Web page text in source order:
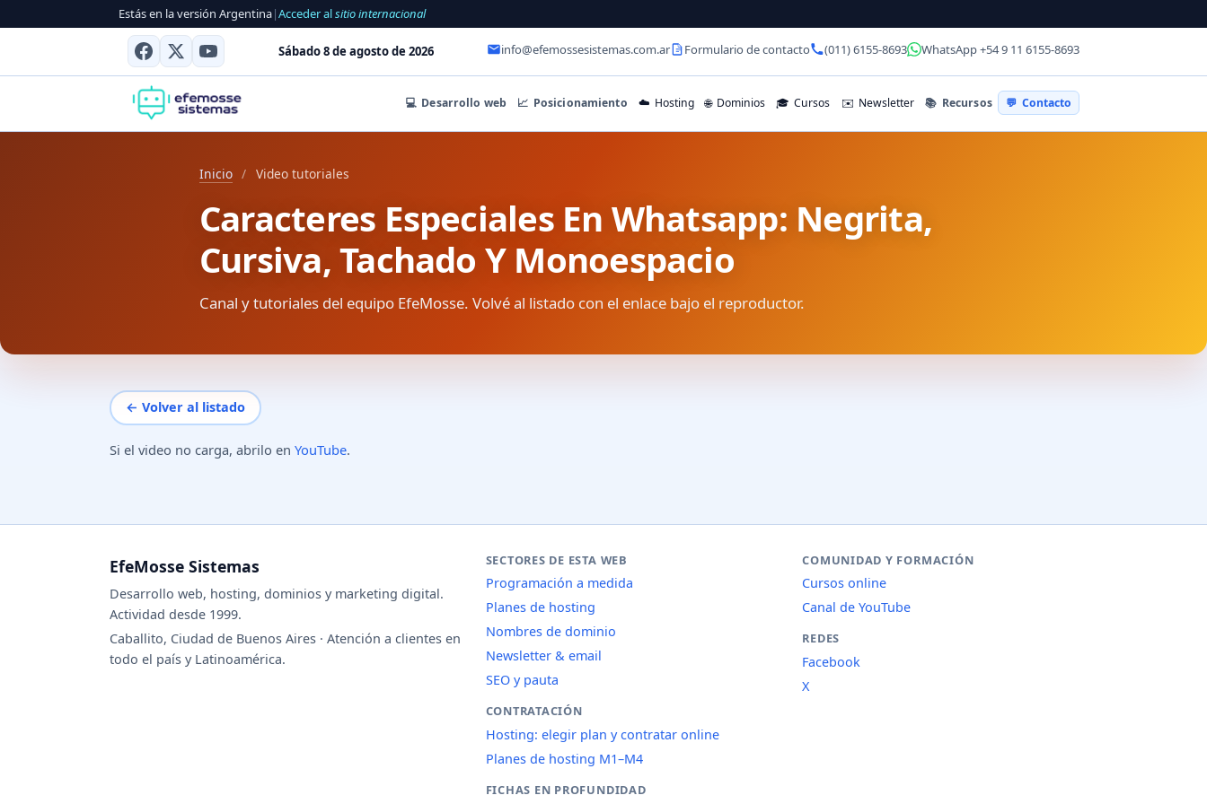
Estás en la versión Argentina|Acceder alsitio internacional
Sábado 8 de agosto de 2026 info@efemossesistemas.com.ar Formulario de contacto (011) 6155-8693 WhatsApp +54 9 11 6155-8693
💻 Desarrollo web 📈 Posicionamiento ☁️ Hosting 🌐 Dominios 🎓 Cursos ✉️ Newsletter 📚 Recursos 💬 Contacto
Inicio / Video tutoriales
Caracteres Especiales En Whatsapp: Negrita,
Cursiva, Tachado Y Monoespacio
Canal y tutoriales del equipo EfeMosse. Volvé al listado con el enlace bajo el reproductor.
← Volver al listado
Si el video no carga, abrilo en YouTube.
EfeMosse Sistemas
Desarrollo web, hosting, dominios y marketing digital.
Actividad desde 1999.
Caballito, Ciudad de Buenos Aires · Atención a clientes en
todo el país y Latinoamérica.
SECTORES DE ESTA WEB
Programación a medida
Planes de hosting
Nombres de dominio
Newsletter & email
SEO y pauta
CONTRATACIÓN
Hosting: elegir plan y contratar online
Planes de hosting M1–M4
FICHAS EN PROFUNDIDAD
COMUNIDAD Y FORMACIÓN
Cursos online
Canal de YouTube
REDES
Facebook
X